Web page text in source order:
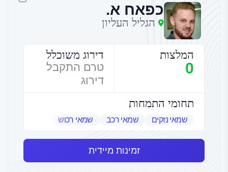
כפאח א.
הגליל העליון
המלצות
0
דירוג משוכלל
טרם התקבל
דירוג
תחומי התמחות
שמאי נזקים שמאי רכב שמאי רכוש
זמינות מיידית